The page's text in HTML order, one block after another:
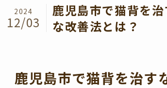
鹿児島市で猫背を
な改善法とは？
2024
12/03
鹿児島市で猫背を治す